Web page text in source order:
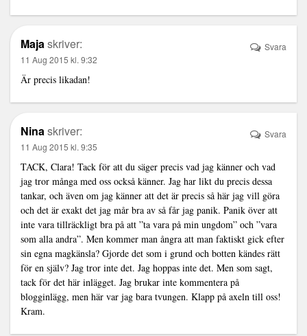
Majaskriver:
11 Aug 2015 kl. 9:32
Är precis likadan!
Svara
Ninaskriver:
11 Aug 2015 kl. 9:35
TACK, Clara! Tack för att du säger precis vad jag känner och vad
jag tror många med oss också känner. Jag har likt du precis dessa
tankar, och även om jag känner att det är precis så här jag vill göra
och det är exakt det jag mår bra av så får jag panik. Panik över att
inte vara tillräckligt bra på att ”ta vara på min ungdom” och ”vara
som alla andra”. Men kommer man ångra att man faktiskt gick efter
sin egna magkänsla? Gjorde det som i grund och botten kändes rätt
för en själv? Jag tror inte det. Jag hoppas inte det. Men som sagt,
tack för det här inlägget. Jag brukar inte kommentera på
blogginlägg, men här var jag bara tvungen. Klapp på axeln till oss!
Kram.
Svara